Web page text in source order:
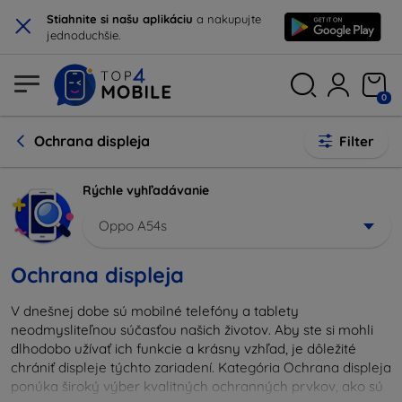
× Stiahnite si našu aplikáciu a nakupujte
jednoduchšie.
0
Ochrana displeja Filter
Rýchle vyhľadávanie
Oppo A54s
Ochrana displeja
V dnešnej dobe sú mobilné telefóny a tablety
neodmysliteľnou súčasťou našich životov. Aby ste si mohli
dlhodobo užívať ich funkcie a krásny vzhľad, je dôležité
chrániť displeje týchto zariadení. Kategória Ochrana displeja
ponúka široký výber kvalitných ochranných prvkov, ako sú